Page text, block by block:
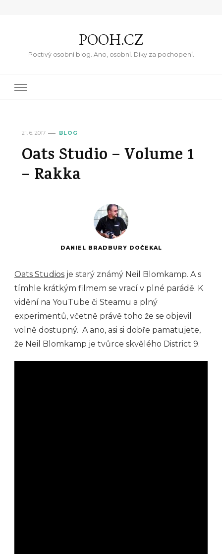
POOH.CZ
Poctivý osobní blog. Ano, osobní. Díky za pochopení.
21. 6. 2017 BLOG
Oats Studio – Volume 1
– Rakka
DANIEL BRADBURY DOČEKAL
Oats Studios je starý známý Neil Blomkamp. A s
tímhle krátkým filmem se vrací v plné parádě. K
vidění na YouTube či Steamu a plný
experimentů, včetně právě toho že se objevil
volně dostupný. A ano, asi si dobře pamatujete,
že Neil Blomkamp je tvůrce skvělého District 9.